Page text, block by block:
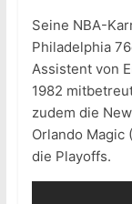
Seine NBA-
Philadelphia
Assistent von
1982
zudem die
Orlando Magic
die Playoffs.